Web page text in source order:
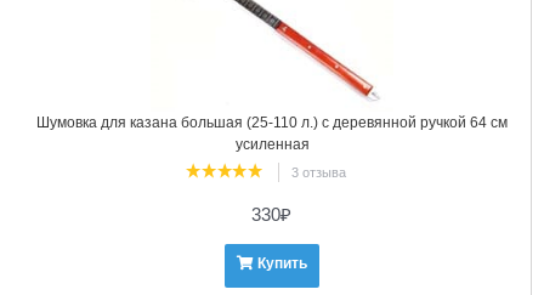
Шумовка для казана большая (25-110 л.) с деревянной ручкой 64 см
усиленная
3 отзыва
330₽
Купить